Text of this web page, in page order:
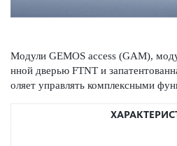
Модули GEMOS access (GAM),
нной дверью FTNT и
оляет управлять комплексными